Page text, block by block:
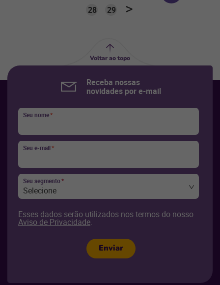
28
29
Voltar ao topo
Receba nossas
novidades por e-mail
Seu nome*
Seu e-mail*
Seu segmento*
Selecione
Esses dados serão utilizados nos termos do nosso
Aviso de Privacidade.
Enviar